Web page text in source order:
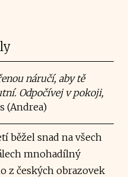
náručí, aby tě
Odpočívej v pokoji,
(Andrea)
běžel snad na všech
mnohadílný
z českých obrazovek